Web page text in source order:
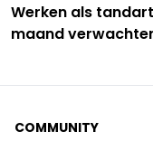
Werken als
maand
COMMUNITY